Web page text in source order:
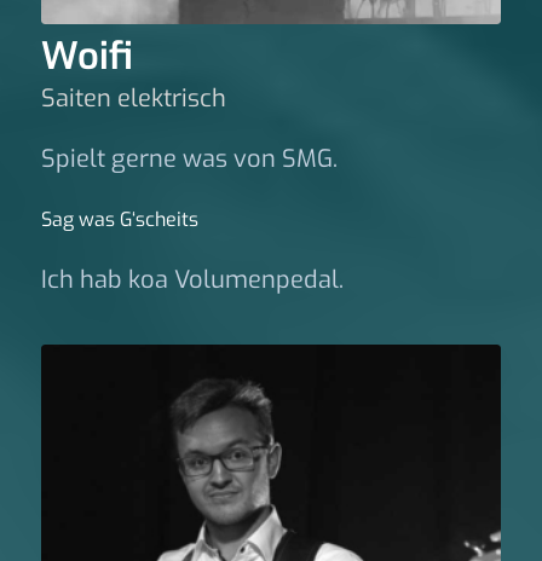
Woifi
Saiten elektrisch
Spielt gerne was von SMG.
Sag was G‘scheits
Ich hab koa Volumenpedal.